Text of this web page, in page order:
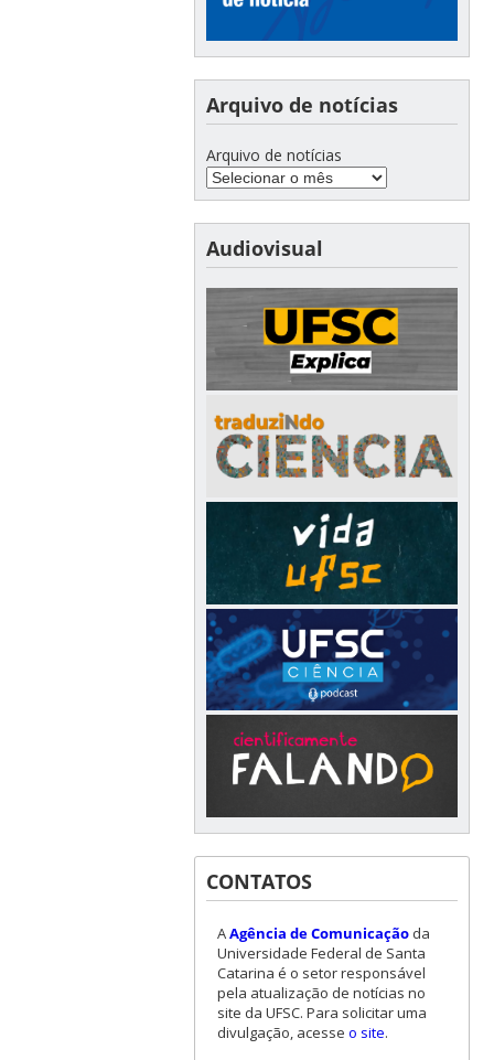
Arquivo de notícias
Arquivo de notícias
Audiovisual
CONTATOS
AAgência de Comunicaçãoda
Universidade Federal de Santa
Catarina é o setor responsável
pela atualização de notícias no
site da UFSC. Para solicitar uma
divulgação, acesse o site.